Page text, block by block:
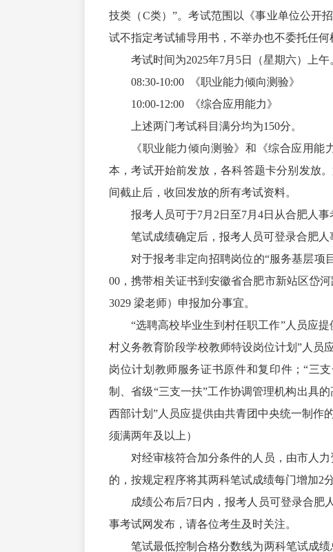
技类（C类）”。考试范围以《事业单位公开
试不指定考试辅导用书，不举办也不委托任何
考试时间为2025年7月5日（星期六）上午
08:30-10:00 《职业能力倾向测验》
10:00-12:00 《综合应用能力》
上述两门考试科目满分均为150分。
《职业能力倾向测验》和《综合应用
本，考试开始前发放，各科答题卡分别发放
间截止后，收回发放的所有考试资料。
报考人员可于7月2日至7月4日从合肥人
笔试成绩确定后，报考人员可登录合肥
对于报考非定向招聘岗位的“服务基层项
00，携带相关证书到安徽省合肥市新站区岱
3029 梁老师）申报加分事宜。
“选聘高校毕业生到村任职工作”人员应
村义务教育阶段学校教师特设岗位计划”人员
岗位计划教师服务证书原件和复印件；“三
制、省级“三支一扶”工作协调管理机构出具
西部计划”人员应提供由共青团中央统一制作
须满两年及以上）
对经审核符合加分条件的人员，由市人
的，按规定程序将其两科笔试成绩每门增加2分
成绩公布后7日内，报考人员可登录合肥
事考试网发布，请各位考生及时关注。
笔试最低控制合格分数线为两科笔试成